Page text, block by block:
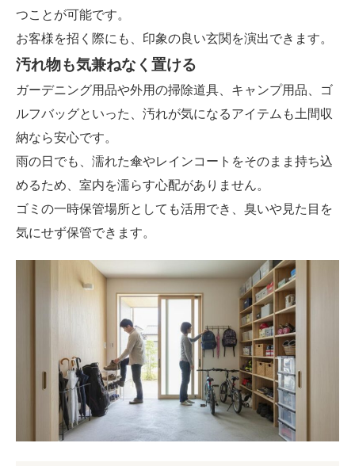
つことが可能です。
お客様を招く際にも、印象の良い玄関を演出できます。
汚れ物も気兼ねなく置ける
ガーデニング用品や外用の掃除道具、キャンプ用品、ゴ
ルフバッグといった、汚れが気になるアイテムも土間収
納なら安心です。
雨の日でも、濡れた傘やレインコートをそのまま持ち込
めるため、室内を濡らす心配がありません。
ゴミの一時保管場所としても活用でき、臭いや見た目を
気にせず保管できます。